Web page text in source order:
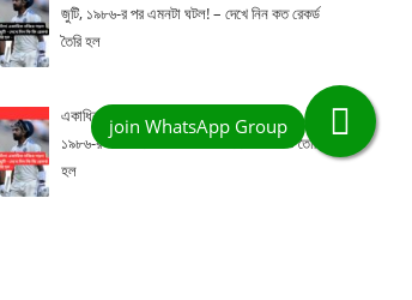
জুটি, ১৯৮৬-র পর এমনটা ঘটল! – দেখে নিন কত রেকর্ড
তৈরি হল
একাধিক নজির গড়ল রাহুল-যশস্বীর ওপেনিং জুটি,
১৯৮৬-র পর এমনটা ঘটল! – দেখে নিন কত রেকর্ড তৈরি
হল